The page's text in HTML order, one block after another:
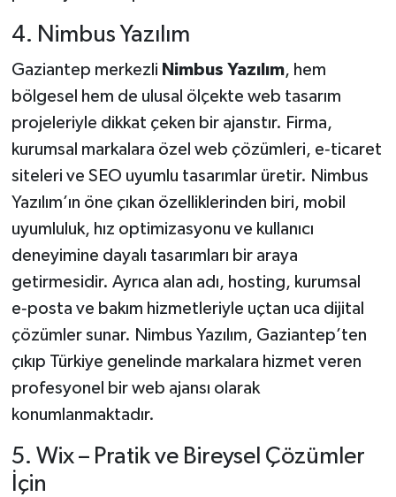
4. Nimbus Yazılım
Gaziantep merkezli Nimbus Yazılım, hem
bölgesel hem de ulusal ölçekte web tasarım
projeleriyle dikkat çeken bir ajanstır. Firma,
kurumsal markalara özel web çözümleri, e‑ticaret
siteleri ve SEO uyumlu tasarımlar üretir. Nimbus
Yazılım’ın öne çıkan özelliklerinden biri, mobil
uyumluluk, hız optimizasyonu ve kullanıcı
deneyimine dayalı tasarımları bir araya
getirmesidir. Ayrıca alan adı, hosting, kurumsal
e‑posta ve bakım hizmetleriyle uçtan uca dijital
çözümler sunar. Nimbus Yazılım, Gaziantep’ten
çıkıp Türkiye genelinde markalara hizmet veren
profesyonel bir web ajansı olarak
konumlanmaktadır.
5. Wix – Pratik ve Bireysel Çözümler
İçin